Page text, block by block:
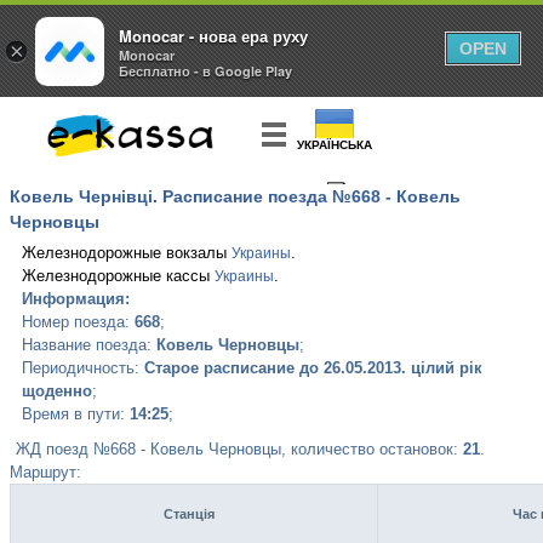
УКРАЇНСЬКА
Ковель Чернівці. Расписание поезда №668 - Ковель
Черновцы
Железнодорожные вокзалы Украины.
Железнодорожные кассы Украины.
Информация:
Номер поезда: 668;
Название поезда: Ковель Черновцы;
Периодичность: Старое расписание до 26.05.2013. цілий рік
щоденно;
Время в пути: 14:25;
ЖД поезд №668 - Ковель Черновцы, количество остановок: 21.
Маршрут:
Станція Час
×
Monocar - нова ера руху
Monocar
Бесплатно - в Google Play
OPEN